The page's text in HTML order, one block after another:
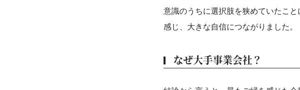
意識のうちに選択肢を狭めていたこ
感じ、大きな自信につながりました。
なぜ大手事業会社？